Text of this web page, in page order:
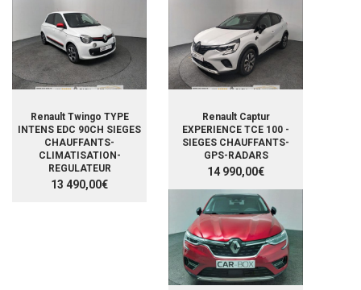
Renault Twingo TYPE
INTENS EDC 90CH SIEGES
CHAUFFANTS-
CLIMATISATION-
REGULATEUR
13 490,00€
Renault Captur
EXPERIENCE TCE 100 -
SIEGES CHAUFFANTS-
GPS-RADARS
14 990,00€